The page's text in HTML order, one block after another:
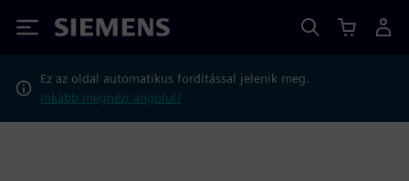
Siemens
Ez az oldal automatikus fordítással jelenik meg.
Inkább megnézi angolul?